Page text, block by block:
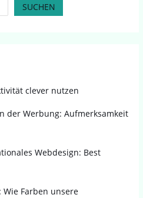
SUCHEN
clever nutzen
der Werbung: Aufmerksamkeit
Webdesign: Best
Wie Farben unsere